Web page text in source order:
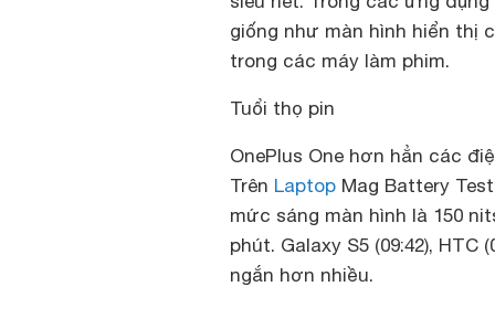
giống như màn hình hiển thị
trong các máy làm phim.
Tuổi thọ pin
OnePlus One hơn hẳn các
Trên Laptop Mag Battery
mức sáng màn hình là 150
phút. Galaxy S5 (09:42), HTC
ngắn hơn nhiều.